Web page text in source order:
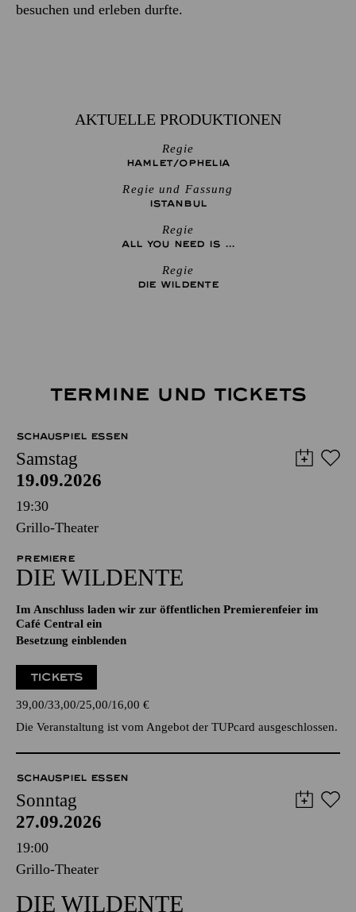
besuchen und erleben durfte.
AKTUELLE PRODUKTIONEN
Regie
HAMLET/­OPHELIA
Regie und Fassung
ISTANBUL
Regie
ALL YOU NEED IS ...
Regie
DIE WILDENTE
TERMINE UND TICKETS
SCHAUSPIEL ESSEN
Samstag
19.09.2026
19:30
Grillo-Theater
PREMIERE
DIE WILDENTE
Im Anschluss laden wir zur öffentlichen Premierenfeier im
Café Central ein
Besetzung einblenden
TICKETS
39,00 33,00 25,00 16,00 €
Die Veranstaltung ist vom Angebot der TUPcard ausgeschlossen.
SCHAUSPIEL ESSEN
Sonntag
27.09.2026
19:00
Grillo-Theater
DIE WILDENTE